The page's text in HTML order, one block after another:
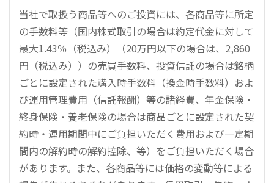
当社で取扱う商品等へのご投資には、各商品等に所定
の手数料等（国内株式取引の場合は約定代金に対して
最大1.43％（税込み）（20万円以下の場合は、2,860
円（税込み））の売買手数料、投資信託の場合は銘柄
ごとに設定された購入時手数料（換金時手数料）およ
び運用管理費用（信託報酬）等の諸経費、年金保険・
終身保険・養老保険の場合は商品ごとに設定された契
約時・運用期間中にご負担いただく費用および一定期
間内の解約時の解約控除、等）をご負担いただく場合
があります。また、各商品等には価格の変動等による